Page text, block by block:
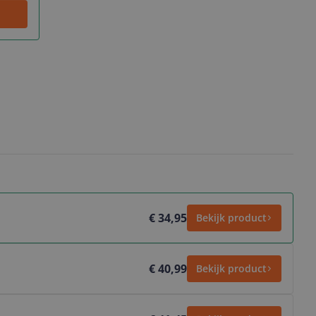
€ 34,95 Bekijk product
€ 40,99 Bekijk product